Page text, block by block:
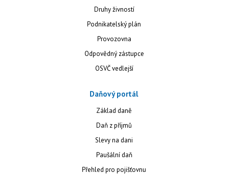
Druhy živností
Podnikatelský plán
Provozovna
Odpovědný zástupce
OSVČ vedlejší
Daňový portál
Základ daně
Daň z příjmů
Slevy na dani
Paušální daň
Přehled pro pojišťovnu